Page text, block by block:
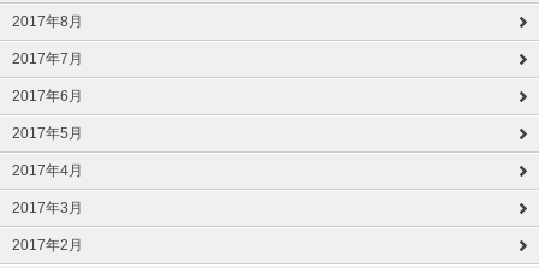
2017年8月
2017年7月
2017年6月
2017年5月
2017年4月
2017年3月
2017年2月